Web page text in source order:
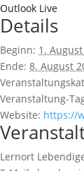
Outlook Live
Details
Beginn: 1.
Ende: 8. August
Veranstaltung-
Website: https://
Lernort